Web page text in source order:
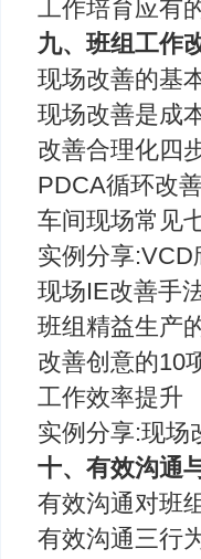
工作培育应有
九、班组工作
现场改善的基
现场改善是成
改善合理化四
PDCA循环改
车间现场常见
实例分享:VCD
现场IE改善手
班组精益生产
改善创意的10
工作效率提升
实例分享:现场
十、有效沟通
有效沟通对班
有效沟通三